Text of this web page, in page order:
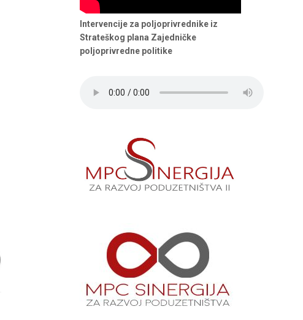
Intervencije za poljoprivrednike iz
Strateškog plana Zajedničke
poljoprivredne politike